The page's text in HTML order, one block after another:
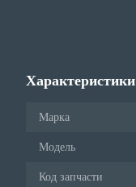
Характеристики
Марка
Модель
Код запчасти